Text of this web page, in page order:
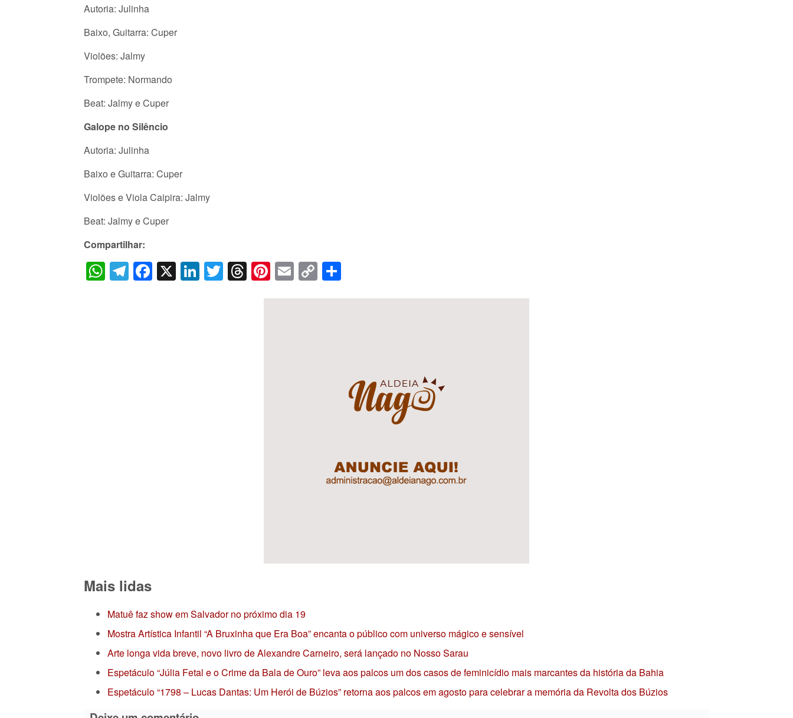
Autoria: Julinha
Baixo, Guitarra: Cuper
Violões: Jalmy
Trompete: Normando
Beat: Jalmy e Cuper
Galope no Silêncio
Autoria: Julinha
Baixo e Guitarra: Cuper
Violões e Viola Caipira: Jalmy
Beat: Jalmy e Cuper
Compartilhar:
WhatsApp
Telegram
Facebook
X LinkedIn
Twitter
Threads
Pinterest
Email
Copy
Link
Mais lidas
Matuê faz show em Salvador no próximo dia 19
Mostra Artística Infantil “A Bruxinha que Era Boa” encanta o público com universo mágico e sensível
Arte longa vida breve, novo livro de Alexandre Carneiro, será lançado no Nosso Sarau
Espetáculo “Júlia Fetal e o Crime da Bala de Ouro” leva aos palcos um dos casos de feminicídio mais marcantes da história da Bahia
Espetáculo “1798 – Lucas Dantas: Um Herói de Búzios” retorna aos palcos em agosto para celebrar a memória da Revolta dos Búzios